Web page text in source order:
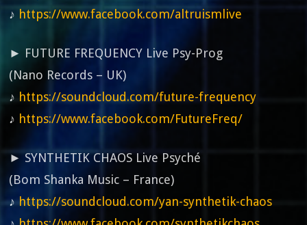
♪ https://www.facebook.com/altruismlive
► FUTURE FREQUENCY Live Psy-Prog
(Nano Records – UK)
♪ https://soundcloud.com/future-frequency
♪ https://www.facebook.com/FutureFreq/
► SYNTHETIK CHAOS Live Psyché
(Bom Shanka Music – France)
♪https://soundcloud.com/yan-synthetik-chaos